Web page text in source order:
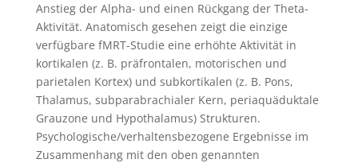
Anstieg der Alpha- und einen Rückgang der Theta-
Aktivität. Anatomisch gesehen zeigt die einzige
verfügbare fMRT-Studie eine erhöhte Aktivität in
kortikalen (z. B. präfrontalen, motorischen und
parietalen Kortex) und subkortikalen (z. B. Pons,
Thalamus, subparabrachialer Kern, periaquäduktale
Grauzone und Hypothalamus) Strukturen.
Psychologische/verhaltensbezogene Ergebnisse im
Zusammenhang mit den oben genannten